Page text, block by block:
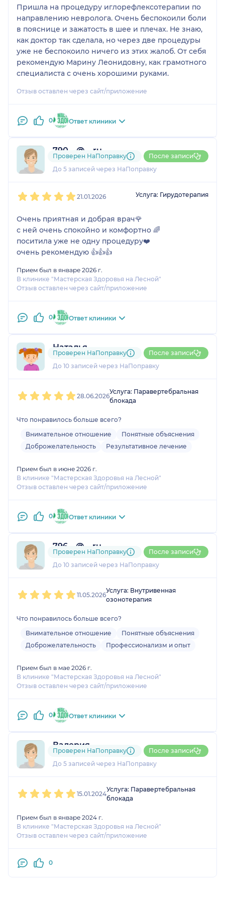
Пришла на процедуру иглорефлексотерапии по
направлению невролога. Очень беспокоили боли
в пояснице и зажатость в шее и плечах. Не знаю,
как доктор так сделала, но через две процедуры
уже не беспокоило ничего из этих жалоб. От себя
рекомендую Марину Леонидовну, как грамотного
специалиста с очень хорошими руками.
Отзыв оставлен через сайт/приложение
0 Ответ клиники
790....@....ru
1 отзыв
До 5 записей через НаПоправку
Проверен НаПоправку После записи
21.01.2026 Услуга: Гирудотерапия
Очень приятная и добрая врач🌹
с ней очень спокойно и комфортно 🌈
поситила уже не одну процедуру❤️
очень рекомендую 👍👍👍
Прием был в январе 2026 г.
В клинике "Мастерская Здоровья на Лесной"
Отзыв оставлен через сайт/приложение
0 Ответ клиники
Наталья
1 оценка
До 10 записей через НаПоправку
Проверен НаПоправку После записи
28.06.2026
Услуга: Паравертебральная
блокада
Что понравилось больше всего?
Внимательное отношение
Понятные объяснения
Доброжелательность
Результативное лечение
Прием был в июне 2026 г.
В клинике "Мастерская Здоровья на Лесной"
Отзыв оставлен через сайт/приложение
0 Ответ клиники
796....@....ru
1 оценка
До 10 записей через НаПоправку
Проверен НаПоправку После записи
11.05.2026
Услуга: Внутривенная
озонотерапия
Что понравилось больше всего?
Внимательное отношение
Понятные объяснения
Доброжелательность
Профессионализм и опыт
Прием был в мае 2026 г.
В клинике "Мастерская Здоровья на Лесной"
Отзыв оставлен через сайт/приложение
0 Ответ клиники
Валерия
2 оценки
До 5 записей через НаПоправку
Проверен НаПоправку После записи
15.01.2024
Услуга: Паравертебральная
блокада
Прием был в январе 2024 г.
В клинике "Мастерская Здоровья на Лесной"
Отзыв оставлен через сайт/приложение
0